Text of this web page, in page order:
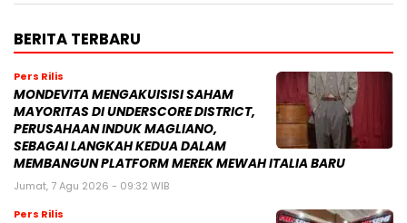
BERITA TERBARU
Pers Rilis
MONDEVITA MENGAKUISISI SAHAM
MAYORITAS DI UNDERSCORE DISTRICT,
PERUSAHAAN INDUK MAGLIANO,
SEBAGAI LANGKAH KEDUA DALAM
MEMBANGUN PLATFORM MEREK MEWAH ITALIA BARU
Jumat, 7 Agu 2026 - 09:32 WIB
Pers Rilis